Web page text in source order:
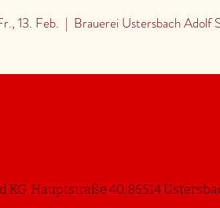
13. Feb.
  |
Brauerei Ustersbach Adolf
Hauptstraße 40, 86514